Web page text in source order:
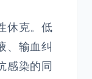
休克。低
、输血纠
感染的同